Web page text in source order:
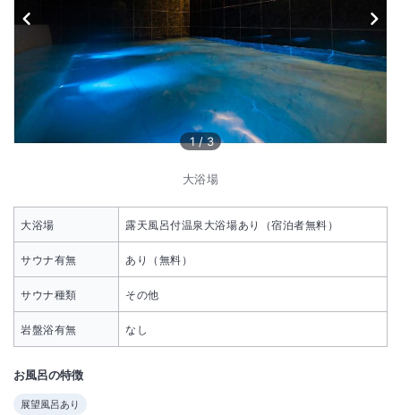
1 /3
大浴場
大浴場 露天風呂付温泉大浴場あり（宿泊者無料）
サウナ有無 あり（無料）
サウナ種類 その他
岩盤浴有無 なし
お風呂の特徴
展望風呂あり